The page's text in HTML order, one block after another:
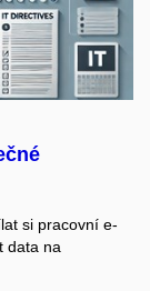
si pracovní e-
data na